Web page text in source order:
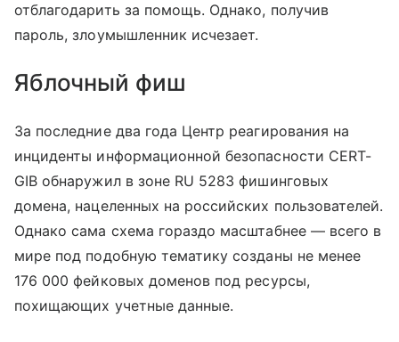
отблагодарить за помощь. Однако, получив
пароль, злоумышленник исчезает.
Яблочный фиш
За последние два года Центр реагирования на
инциденты информационной безопасности CERT-
GIB обнаружил в зоне RU 5283 фишинговых
домена, нацеленных на российских пользователей.
Однако сама схема гораздо масштабнее — всего в
мире под подобную тематику созданы не менее
176 000 фейковых доменов под ресурсы,
похищающих учетные данные.